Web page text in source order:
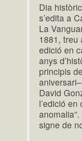
Dia
s’edita a
La
1881, treu
edició en
anys
principis
David
l’edició
signe de